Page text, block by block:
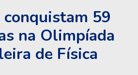
59
na Olimpíada
de Física